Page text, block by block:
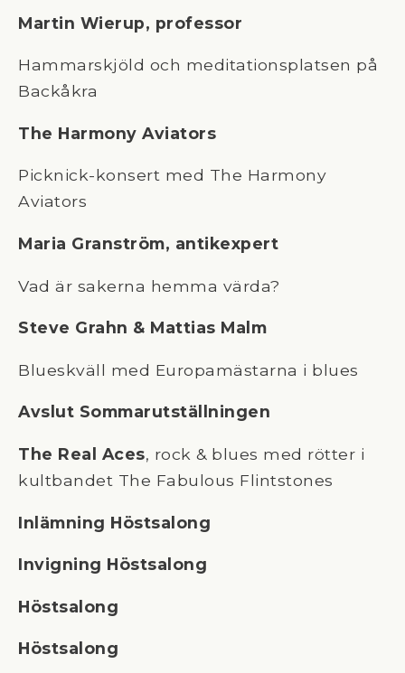
Martin Wierup, professor
Hammarskjöld och meditationsplatsen på
Backåkra
The Harmony Aviators
Picknick-konsert med The Harmony
Aviators
Maria Granström, antikexpert
Vad är sakerna hemma värda?
Steve Grahn & Mattias Malm
Blueskväll med Europamästarna i blues
Avslut Sommarutställningen
The Real Aces, rock & blues med rötter i
kultbandet The Fabulous Flintstones
Inlämning Höstsalong
Invigning Höstsalong
Höstsalong
Höstsalong